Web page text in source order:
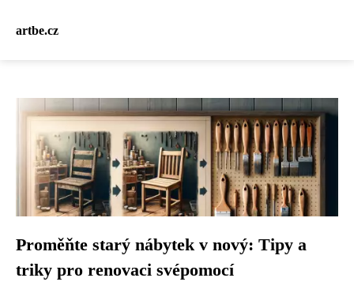
artbe.cz
Proměňte starý nábytek v nový: Tipy a
triky pro renovaci svépomocí